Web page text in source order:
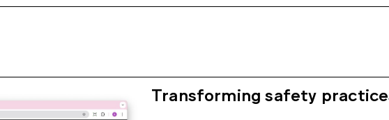
Transforming safety